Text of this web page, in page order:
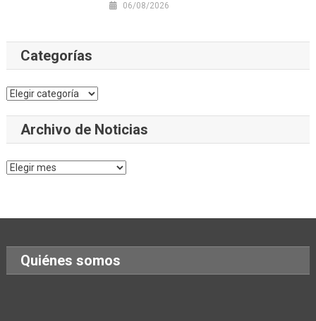
06/08/2026
Categorías
Categorías
Archivo de Noticias
Archivo
Quiénes somos